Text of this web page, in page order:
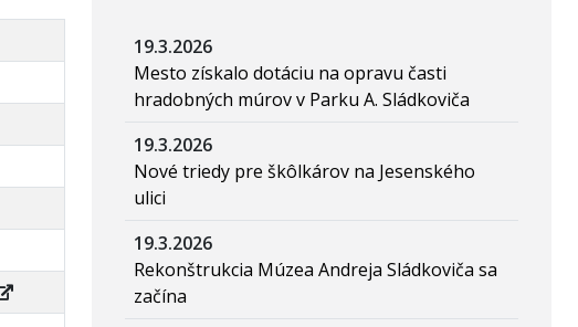
19.3.2026
Mesto získalo dotáciu na opravu časti
hradobných múrov v Parku A. Sládkoviča
19.3.2026
Nové triedy pre škôlkárov na Jesenského
ulici
19.3.2026
Rekonštrukcia Múzea Andreja Sládkoviča sa
začína